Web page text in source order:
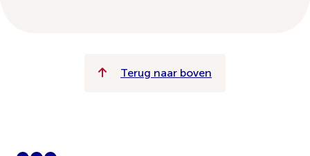
Terug naar boven